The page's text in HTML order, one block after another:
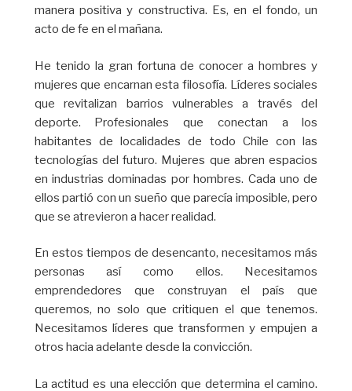
manera positiva y constructiva. Es, en el fondo, un
acto de fe en el mañana.
He tenido la gran fortuna de conocer a hombres y
mujeres que encarnan esta filosofía. Líderes sociales
que revitalizan barrios vulnerables a través del
deporte. Profesionales que conectan a los
habitantes de localidades de todo Chile con las
tecnologías del futuro. Mujeres que abren espacios
en industrias dominadas por hombres. Cada uno de
ellos partió con un sueño que parecía imposible, pero
que se atrevieron a hacer realidad.
En estos tiempos de desencanto, necesitamos más
personas así como ellos. Necesitamos
emprendedores que construyan el país que
queremos, no solo que critiquen el que tenemos.
Necesitamos líderes que transformen y empujen a
otros hacia adelante desde la convicción.
La actitud es una elección que determina el camino.